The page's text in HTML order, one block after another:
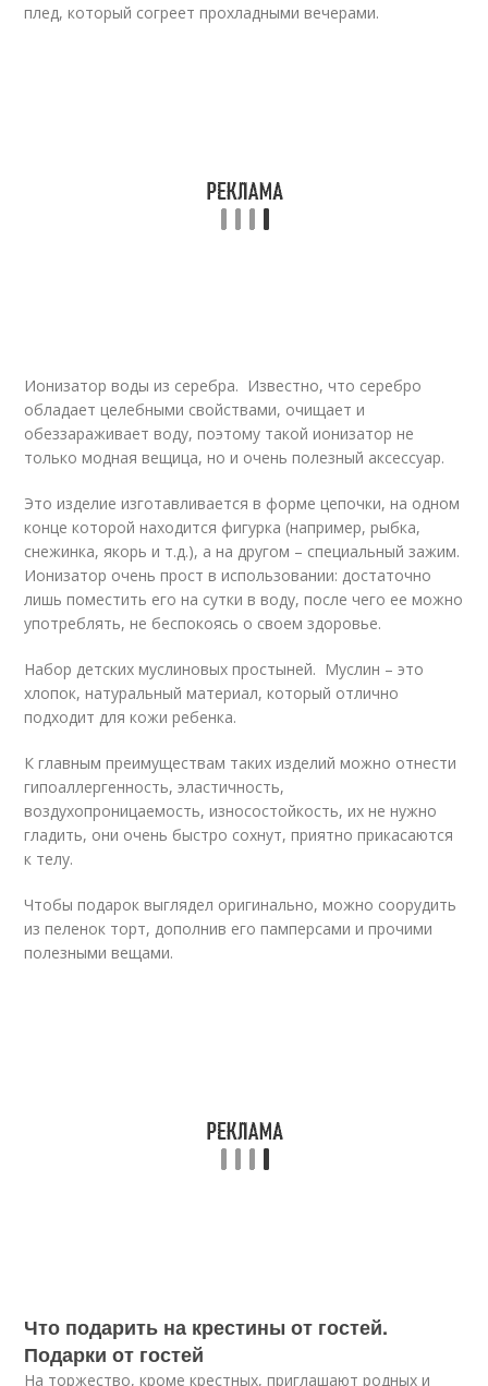
плед, который согреет прохладными вечерами.
Ионизатор воды из серебра. Известно, что серебро
обладает целебными свойствами, очищает и
обеззараживает воду, поэтому такой ионизатор не
только модная вещица, но и очень полезный аксессуар.
Это изделие изготавливается в форме цепочки, на одном
конце которой находится фигурка (например, рыбка,
снежинка, якорь и т.д.), а на другом – специальный зажим.
Ионизатор очень прост в использовании: достаточно
лишь поместить его на сутки в воду, после чего ее можно
употреблять, не беспокоясь о своем здоровье.
Набор детских муслиновых простыней. Муслин – это
хлопок, натуральный материал, который отлично
подходит для кожи ребенка.
К главным преимуществам таких изделий можно отнести
гипоаллергенность, эластичность,
воздухопроницаемость, износостойкость, их не нужно
гладить, они очень быстро сохнут, приятно прикасаются
к телу.
Чтобы подарок выглядел оригинально, можно соорудить
из пеленок торт, дополнив его памперсами и прочими
полезными вещами.
Что подарить на крестины от гостей.
Подарки от гостей
На торжество, кроме крестных, приглашают родных и